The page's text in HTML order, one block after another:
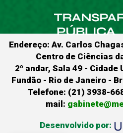
Endereço: Av. Carlos
Centro de Ciências
2º andar, Sala 49 -
Fundão - Rio de Janeiro -
Telefone: (21) 3938-
mail:
Desenvolvido por: